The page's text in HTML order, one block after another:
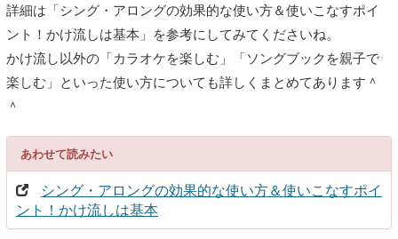
詳細は「シング・アロングの効果的な使い方＆使いこなすポイ
ント！かけ流しは基本」を参考にしてみてくださいね。
かけ流し以外の「カラオケを楽しむ」「ソングブックを親子で
楽しむ」といった使い方についても詳しくまとめてあります＾
＾
あわせて読みたい
シング・アロングの効果的な使い方＆使いこなすポイ
ント！かけ流しは基本